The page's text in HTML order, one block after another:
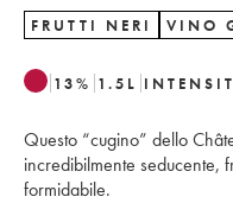
FRUTTI NERI VINO
13% 1.5 L
Questo “cugino” dello
incredibilmente seducente,
formidabile.